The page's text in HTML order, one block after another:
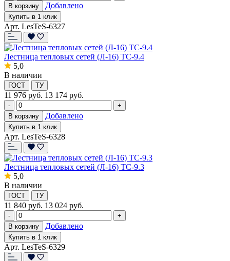
В корзину
Добавлено
Купить в 1 клик
Арт. LesTeS-6327
Лестница тепловых сетей (Л-16) ТС-9.4
5,0
В наличии
ГОСТ ТУ
11 976 руб. 13 174 руб.
-
+
В корзину
Добавлено
Купить в 1 клик
Арт. LesTeS-6328
Лестница тепловых сетей (Л-16) ТС-9.3
5,0
В наличии
ГОСТ ТУ
11 840 руб. 13 024 руб.
-
+
В корзину
Добавлено
Купить в 1 клик
Арт. LesTeS-6329